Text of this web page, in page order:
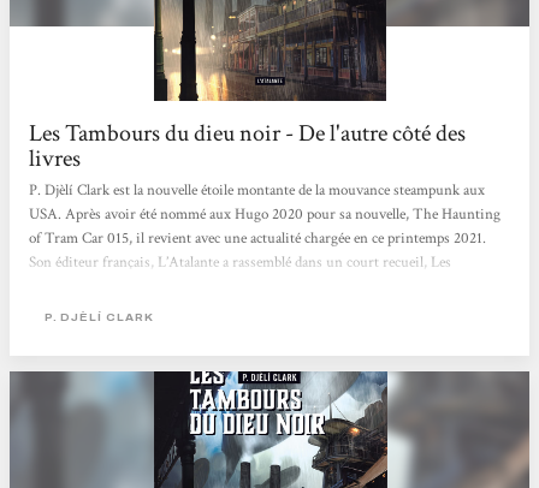
Les Tambours du dieu noir - De l'autre côté des
livres
P. Djèlí Clark est la nouvelle étoile montante de la mouvance steampunk aux
USA. Après avoir été nommé aux Hugo 2020 pour sa nouvelle, The Haunting
of Tram Car 015, il revient avec une actualité chargée en ce printemps 2021.
Son éditeur français, L’Atalante a rassemblé dans un court recueil, Les
donne aussi son titre à l’ouvrage, se déroule à La Nouvelle-Orléans en 1880.
P. DJÈLÍ CLARK